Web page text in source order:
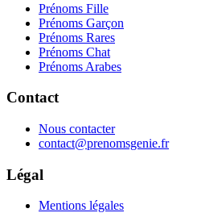
Prénoms Fille
Prénoms Garçon
Prénoms Rares
Prénoms Chat
Prénoms Arabes
Contact
Nous contacter
contact@prenomsgenie.fr
Légal
Mentions légales